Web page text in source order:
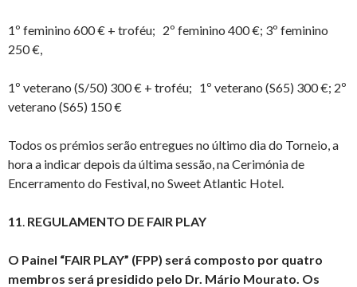
1º feminino 600 € + troféu; 2º feminino 400 €; 3º feminino
250 €,
1º veterano (S/50) 300 € + troféu; 1º veterano (S65) 300 €; 2º
veterano (S65) 150 €
Todos os prémios serão entregues no último dia do Torneio, a
hora a indicar depois da última sessão, na Cerimónia de
Encerramento do Festival, no Sweet Atlantic Hotel.
11. REGULAMENTO DE FAIR PLAY
O Painel “FAIR PLAY” (FPP) será composto por quatro
membros será presidido pelo Dr. Mário Mourato. Os